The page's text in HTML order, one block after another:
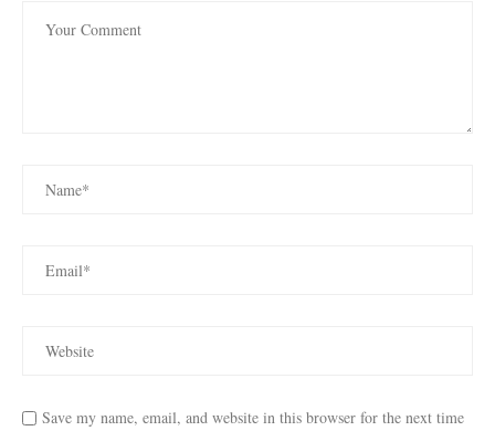
Save my name, email, and website in this browser for the next time